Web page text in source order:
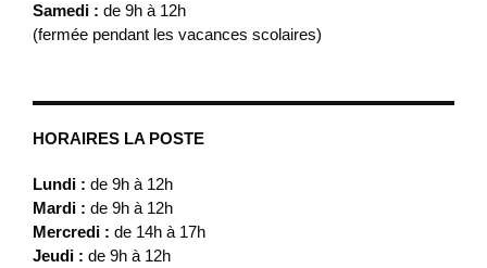
Samedi : de 9h à 12h
(fermée pendant les vacances scolaires)
HORAIRES LA POSTE
Lundi : de 9h à 12h
Mardi : de 9h à 12h
Mercredi : de 14h à 17h
Jeudi : de 9h à 12h